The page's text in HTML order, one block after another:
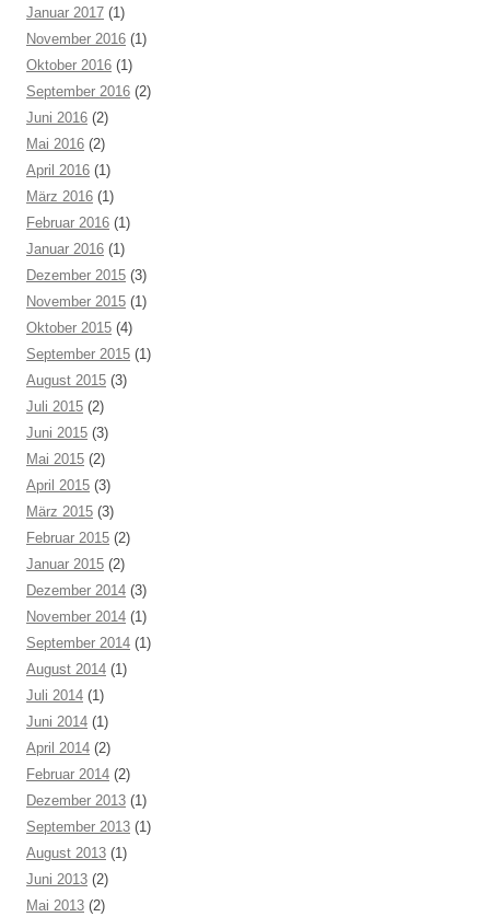
Januar 2017 (1)
November 2016 (1)
Oktober 2016 (1)
September 2016 (2)
Juni 2016 (2)
Mai 2016 (2)
April 2016 (1)
März 2016 (1)
Februar 2016 (1)
Januar 2016 (1)
Dezember 2015 (3)
November 2015 (1)
Oktober 2015 (4)
September 2015 (1)
August 2015 (3)
Juli 2015 (2)
Juni 2015 (3)
Mai 2015 (2)
April 2015 (3)
März 2015 (3)
Februar 2015 (2)
Januar 2015 (2)
Dezember 2014 (3)
November 2014 (1)
September 2014 (1)
August 2014 (1)
Juli 2014 (1)
Juni 2014 (1)
April 2014 (2)
Februar 2014 (2)
Dezember 2013 (1)
September 2013 (1)
August 2013 (1)
Juni 2013 (2)
Mai 2013 (2)